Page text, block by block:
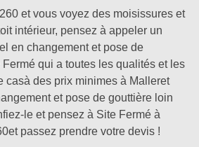
et vous voyez des moisissures et
intérieur, pensez à appeler un
en changement et pose de
qui a toutes les qualités et les
casà des prix minimes à Malleret
et pose de gouttière loin
le et pensez à Site Fermé à
passez prendre votre devis !